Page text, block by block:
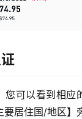
您可以看到相应
要居住国/地区】